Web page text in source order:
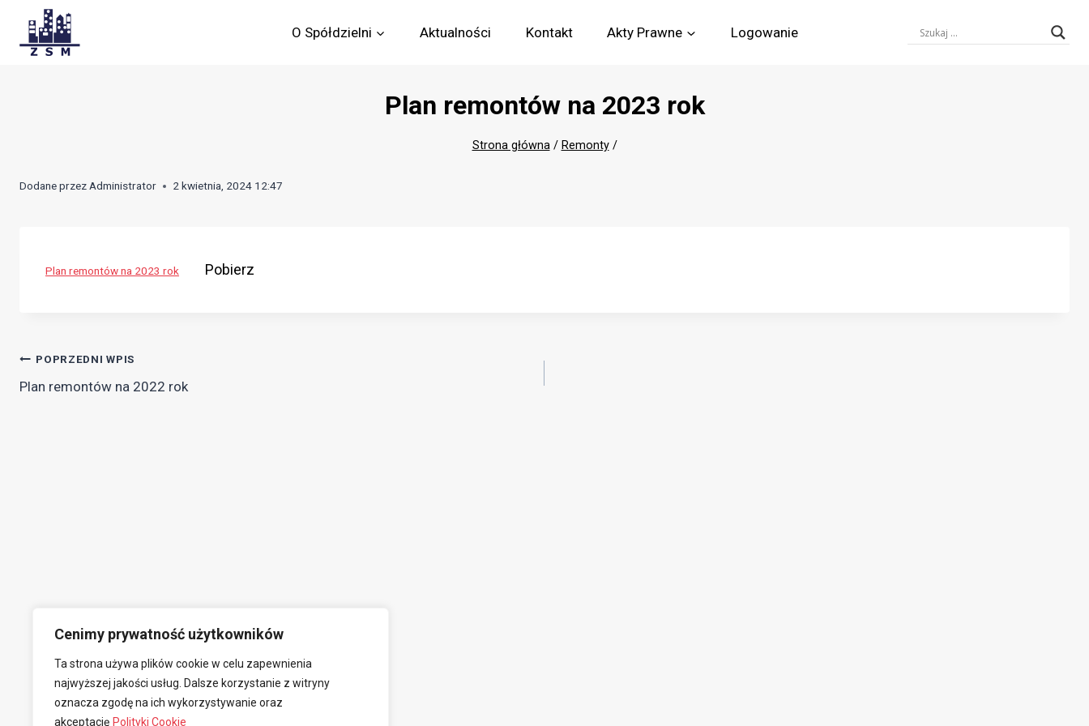
Cenimy prywatność użytkowników
Ta strona używa plików cookie w celu zapewnienia
najwyższej jakości usług. Dalsze korzystanie z witryny
oznacza zgodę na ich wykorzystywanie oraz
akceptację Polityki Cookie
content
O Spółdzielni Aktualności Kontakt Akty Prawne Logowanie
Plan remontów na 2023 rok
Strona główna / Remonty /
Dodane przezAdministrator 2 kwietnia, 2024 12:47
Plan remontów na 2023 rok Pobierz
Nawigacja
wpisu
POPRZEDNI WPIS
Plan remontów na 2022 rok